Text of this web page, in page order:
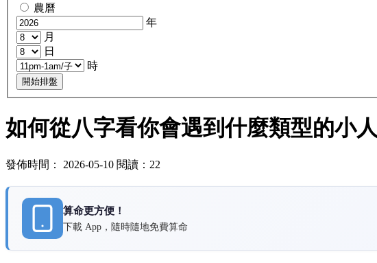
農曆
年
月
日
時
開始排盤
如何從八字看你會遇到什麼類型的小人
發佈時間： 2026-05-10 閱讀：22
算命更方便！
下載 App，隨時隨地免費算命